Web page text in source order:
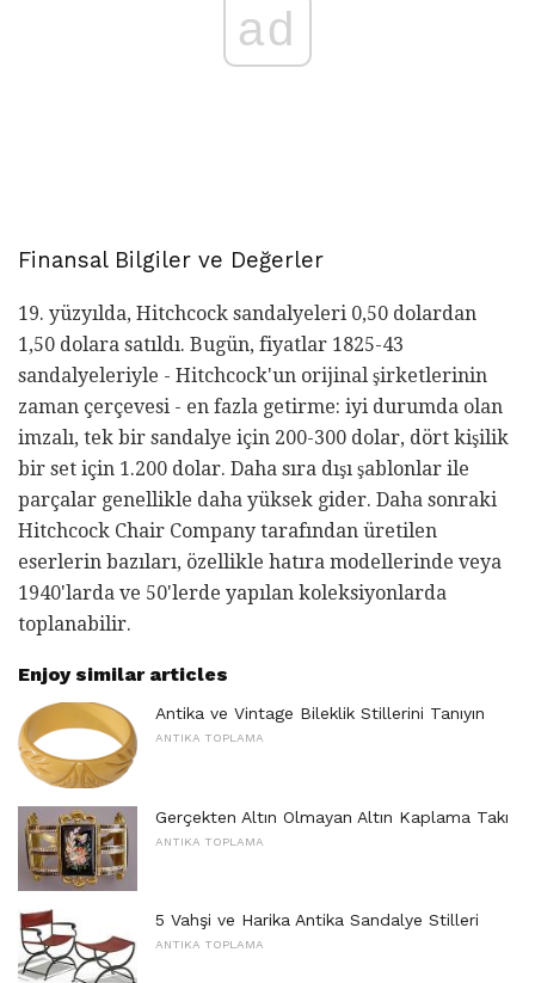
ad
Finansal Bilgiler ve Değerler
19. yüzyılda, Hitchcock sandalyeleri 0,50 dolardan
1,50 dolara satıldı. Bugün, fiyatlar 1825-43
sandalyeleriyle - Hitchcock'un orijinal şirketlerinin
zaman çerçevesi - en fazla getirme: iyi durumda olan
imzalı, tek bir sandalye için 200-300 dolar, dört kişilik
bir set için 1.200 dolar. Daha sıra dışı şablonlar ile
parçalar genellikle daha yüksek gider. Daha sonraki
Hitchcock Chair Company tarafından üretilen
eserlerin bazıları, özellikle hatıra modellerinde veya
1940'larda ve 50'lerde yapılan koleksiyonlarda
toplanabilir.
Enjoy similar articles
Antika ve Vintage Bileklik Stillerini Tanıyın
ANTIKA TOPLAMA
Gerçekten Altın Olmayan Altın Kaplama Takı
ANTIKA TOPLAMA
5 Vahşi ve Harika Antika Sandalye Stilleri
ANTIKA TOPLAMA